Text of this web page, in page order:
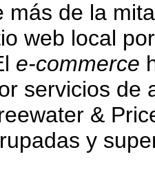
más de la
web local
e-commerce
servicios de
&
y